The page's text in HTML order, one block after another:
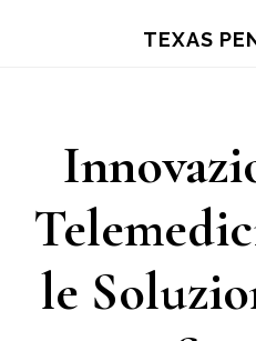
content
TEXAS
le